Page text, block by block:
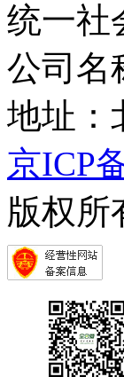
统一社
公司名
地址：
京ICP
版权所